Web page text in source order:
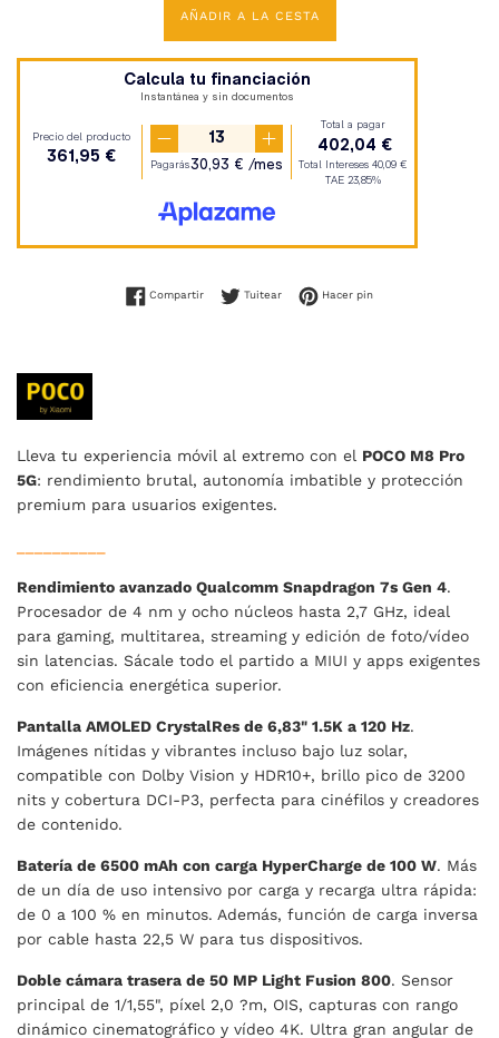
AÑADIR A LA CESTA
CompartirCompartir en Facebook
TuitearTuitear en Twitter
Hacer pinPinear en Pinterest
Lleva tu experiencia móvil al extremo con el POCO M8 Pro
5G: rendimiento brutal, autonomía imbatible y protección
premium para usuarios exigentes.
Rendimiento avanzado Qualcomm Snapdragon 7s Gen 4.
Procesador de 4 nm y ocho núcleos hasta 2,7 GHz, ideal
para gaming, multitarea, streaming y edición de foto/vídeo
sin latencias. Sácale todo el partido a MIUI y apps exigentes
con eficiencia energética superior.
Pantalla AMOLED CrystalRes de 6,83" 1.5K a 120 Hz.
Imágenes nítidas y vibrantes incluso bajo luz solar,
compatible con Dolby Vision y HDR10+, brillo pico de 3200
nits y cobertura DCI-P3, perfecta para cinéfilos y creadores
de contenido.
Batería de 6500 mAh con carga HyperCharge de 100 W. Más
de un día de uso intensivo por carga y recarga ultra rápida:
de 0 a 100 % en minutos. Además, función de carga inversa
por cable hasta 22,5 W para tus dispositivos.
Doble cámara trasera de 50 MP Light Fusion 800. Sensor
principal de 1/1,55", píxel 2,0 ?m, OIS, capturas con rango
dinámico cinematográfico y vídeo 4K. Ultra gran angular de